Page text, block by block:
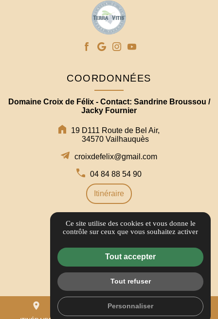
place mail
COORDONNÉES
Domaine Croix de Félix - Contact: Sandrine Broussou /
Jacky Fournier
19 D111 Route de Bel Air,
34570 Vailhauquès
croixdefelix@gmail.com
04 84 88 54 90
Itinéraire
LIENS UTILES
Bons Plans
Informations complémentaires
Mentions légales
Politique de confidentialité
Gestion des cookies
Ce site utilise des cookies et vous donne le
contrôle sur ceux que vous souhaitez activer
Tout accepter
Tout refuser
Personnaliser